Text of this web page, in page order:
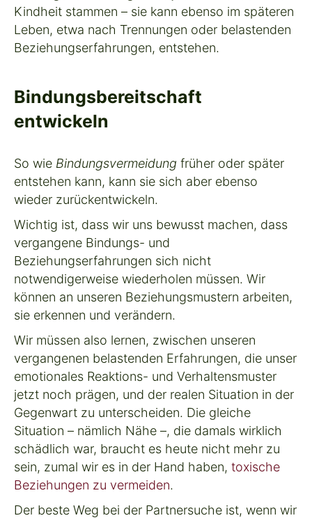
Kindheit stammen – sie kann ebenso im späteren
Leben, etwa nach Trennungen oder belastenden
Beziehungserfahrungen, entstehen.
Bindungsbereitschaft
entwickeln
So wie Bindungsvermeidung früher oder später
entstehen kann, kann sie sich aber ebenso
wieder zurückentwickeln.
Wichtig ist, dass wir uns bewusst machen, dass
vergangene Bindungs- und
Beziehungserfahrungen sich nicht
notwendigerweise wiederholen müssen. Wir
können an unseren Beziehungsmustern arbeiten,
sie erkennen und verändern.
Wir müssen also lernen, zwischen unseren
vergangenen belastenden Erfahrungen, die unser
emotionales Reaktions- und Verhaltensmuster
jetzt noch prägen, und der realen Situation in der
Gegenwart zu unterscheiden. Die gleiche
Situation – nämlich Nähe –, die damals wirklich
schädlich war, braucht es heute nicht mehr zu
sein, zumal wir es in der Hand haben, toxische
Beziehungen zu vermeiden.
Der beste Weg bei der Partnersuche ist, wenn wir